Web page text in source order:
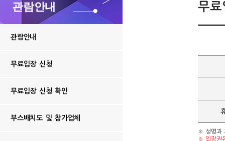
관람안내
관람안내
무료입장 신청
무료입장 신청 확인
부스배치도 및 참가업체
무료
※ 성명과
※ 입장권